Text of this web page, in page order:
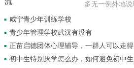
多无一例外地
咸宁青少年训练学校
青少年管理学校武汉有没有
正苗启德团体心理辅导，一群人可以走
初中生特别厌学怎么办，如何避免初中